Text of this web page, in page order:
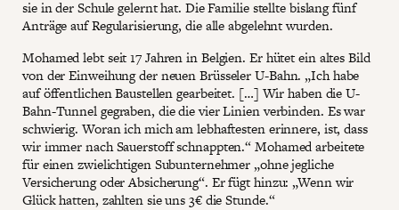
sie in der Schule gelernt hat. Die Familie stellte bislang fünf
Anträge auf Regularisierung, die alle abgelehnt wurden.
Mohamed lebt seit 17 Jahren in Belgien. Er hütet ein altes Bild
von der Einweihung der neuen Brüsseler U-Bahn. „Ich habe
auf öffentlichen Baustellen gearbeitet. […] Wir haben die U-
Bahn-Tunnel gegraben, die die vier Linien verbinden. Es war
schwierig. Woran ich mich am lebhaftesten erinnere, ist, dass
wir immer nach Sauerstoff schnappten.“ Mohamed arbeitete
für einen zwielichtigen Subunternehmer „ohne jegliche
Versicherung oder Absicherung“. Er fügt hinzu: „Wenn wir
Glück hatten, zahlten sie uns 3€ die Stunde.“